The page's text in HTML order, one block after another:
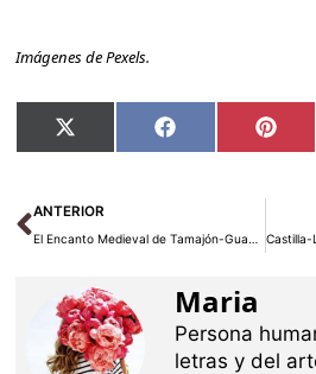
Imágenes de Pexels.
Compartir
en
X
(Twitter)
Compartir
en
Facebook
en
Ant
ANTERIOR
El Encanto Medieval de Tamajón-Guadalajara
Maria
Persona
letras y del